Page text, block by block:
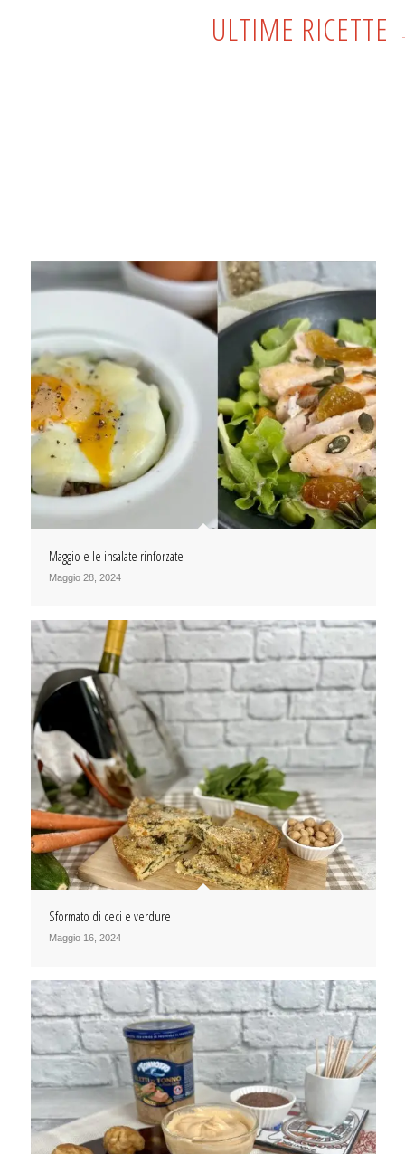
ULTIME RICETTE
Maggio e le insalate rinforzate
Maggio 28, 2024
Sformato di ceci e verdure
Maggio 16, 2024